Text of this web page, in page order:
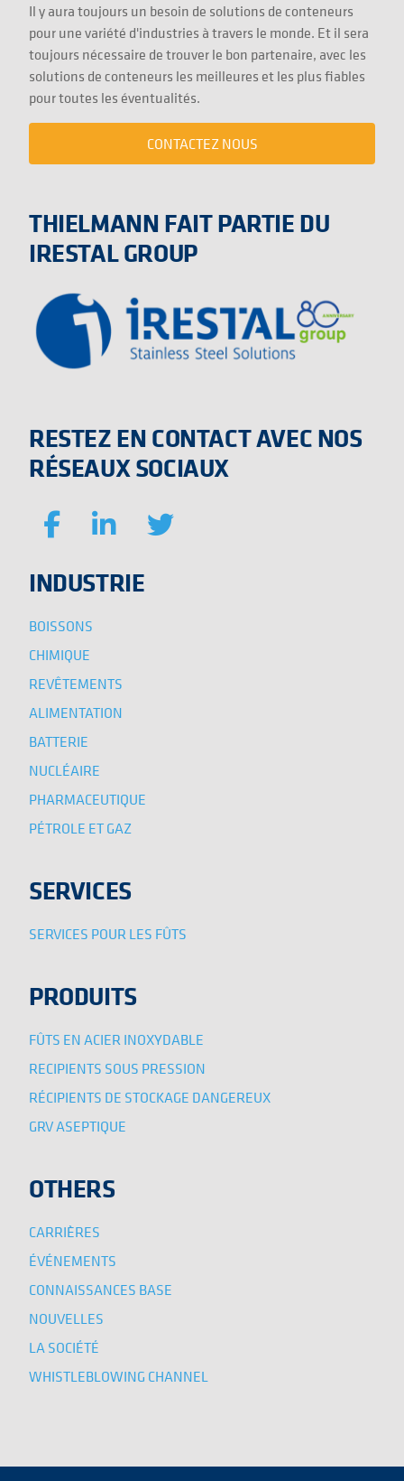
Il y aura toujours un besoin de solutions de conteneurs
pour une variété d'industries à travers le monde. Et il sera
toujours nécessaire de trouver le bon partenaire, avec les
solutions de conteneurs les meilleures et les plus fiables
pour toutes les éventualités.
CONTACTEZ NOUS
THIELMANN FAIT PARTIE DU
IRESTAL GROUP
RESTEZ EN CONTACT AVEC NOS
RÉSEAUX SOCIAUX
INDUSTRIE
BOISSONS
CHIMIQUE
REVÊTEMENTS
ALIMENTATION
BATTERIE
NUCLÉAIRE
PHARMACEUTIQUE
PÉTROLE ET GAZ
SERVICES
SERVICES POUR LES FÛTS
PRODUITS
FÛTS EN ACIER INOXYDABLE
RECIPIENTS SOUS PRESSION
RÉCIPIENTS DE STOCKAGE DANGEREUX
GRV ASEPTIQUE
OTHERS
CARRIÈRES
ÉVÉNEMENTS
CONNAISSANCES BASE
NOUVELLES
LA SOCIÉTÉ
WHISTLEBLOWING CHANNEL